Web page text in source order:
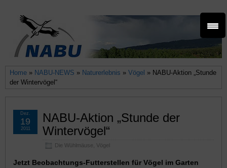
Home » NABU-NEWS » Naturerlebnis » Vögel » NABU-Aktion „Stunde
der Wintervögel“
NABU-Aktion „Stunde der
Wintervögel“
Die Wühlmäuse Vögel
Dez.
19
2011
Jetzt Beobachtungs-Futterstellen für Vögel im Garten